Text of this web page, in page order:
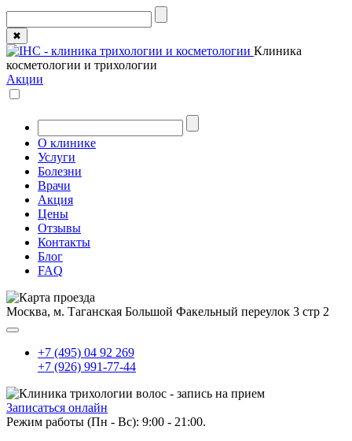
✖
Клиника
косметологии и трихологии
Акции
О клинике
Услуги
Болезни
Врачи
Акция
Цены
Отзывы
Контакты
Блог
FAQ
Москва, м. Таганская Большой Факельный переулок 3 стр 2
+7 (495) 04 92 269
+7 (926) 991-77-44
Записаться онлайн
Режим работы (Пн - Вс): 9:00 - 21:00.